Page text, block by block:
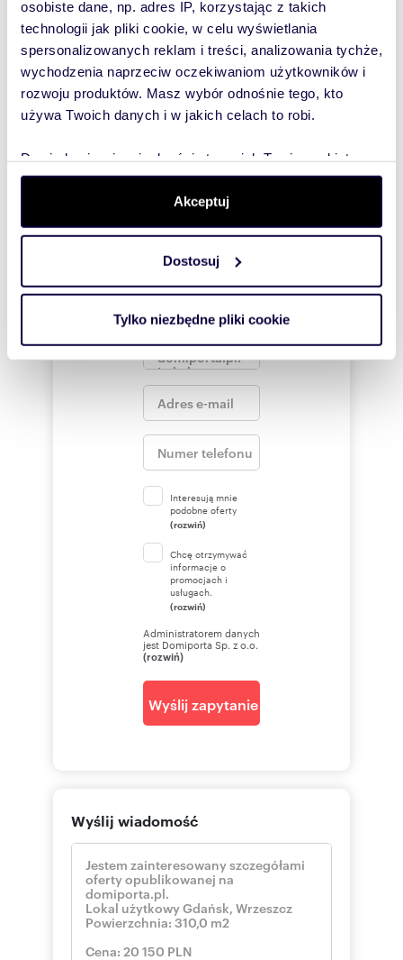
osobiste dane, np. adres IP, korzystając z takich
technologii jak pliki cookie, w celu wyświetlania
spersonalizowanych reklam i treści, analizowania tychże,
wychodzenia naprzeciw oczekiwaniom użytkowników i
rozwoju produktów. Masz wybór odnośnie tego, kto
używa Twoich danych i w jakich celach to robi.
Dowiedz się więcej odnośnie tego, jak Twoje osobiste
dane są przetwarzane oraz ustaw własne preferencje w
. W Deklaracji plików cookie możesz
zmienić lub wycofać swoją zgodę w dowolnej chwili.
Wykorzystujemy pliki cookie do spersonalizowania treści
i reklam, aby oferować funkcje społecznościowe i
korzystasz z naszej witryny, udostępniamy partnerom
Partnerzy mogą połączyć te informacje z innymi danymi
otrzymanymi od Ciebie lub uzyskanymi podczas
korzystania z ich usług.
Akceptuj
Dostosuj
Tylko niezbędne pliki cookie
Numer oferty: 84
Nr licencji zawodowej: 21284
To najlepszy
sposób, aby
właściciel
oferty
szybko się z
skontaktował!
Interesują mnie
podobne oferty
(rozwiń)
Chcę otrzymywać
informacje o
promocjach i
usługach.
(rozwiń)
Administratorem danych
jest Domiporta Sp. z o.o.
(rozwiń)
Wyślij zapytanie
Wyślij wiadomość